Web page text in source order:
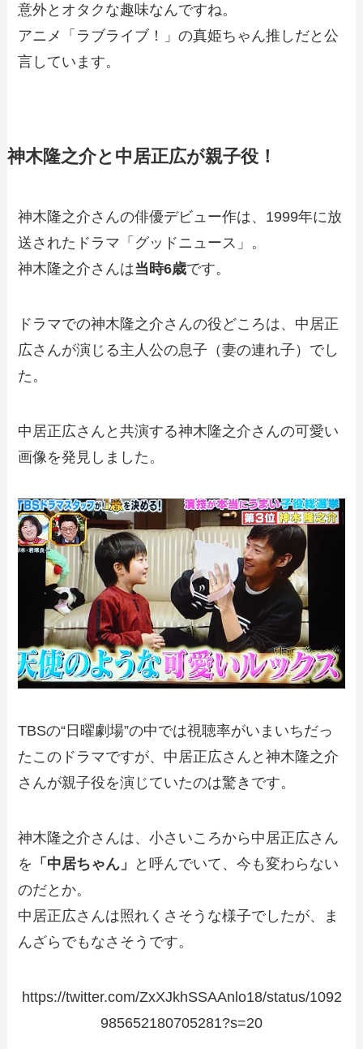
意外とオタクな趣味なんですね。
アニメ「ラブライブ！」の真姫ちゃん推しだと公
言しています。
神木隆之介と中居正広が親子役！
神木隆之介さんの俳優デビュー作は、1999年に放
送されたドラマ「グッドニュース」。
神木隆之介さんは当時6歳です。
ドラマでの神木隆之介さんの役どころは、中居正
広さんが演じる主人公の息子（妻の連れ子）でし
た。
中居正広さんと共演する神木隆之介さんの可愛い
画像を発見しました。
TBSの“日曜劇場”の中では視聴率がいまいちだっ
たこのドラマですが、中居正広さんと神木隆之介
さんが親子役を演じていたのは驚きです。
神木隆之介さんは、小さいころから中居正広さん
を 「中居ちゃん」
と呼んでいて、今も変わらない
のだとか。
中居正広さんは照れくさそうな様子でしたが、ま
んざらでもなさそうです。
https://twitter.com/ZxXJkhSSAAnlo18/status/1092
985652180705281?s=20